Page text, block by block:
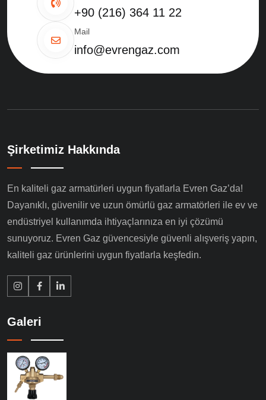
+90 (216) 364 11 22
Mail
info@evrengaz.com
Şirketimiz Hakkında
En kaliteli gaz armatürleri uygun fiyatlarla Evren Gaz’da!
Dayanıklı, güvenilir ve uzun ömürlü gaz armatörleri ile ev ve
endüstriyel kullanımda ihtiyaçlarınıza en iyi çözümü
sunuyoruz. Evren Gaz güvencesiyle güvenli alışveriş yapın,
kaliteli gaz ürünlerini uygun fiyatlarla keşfedin.
Galeri